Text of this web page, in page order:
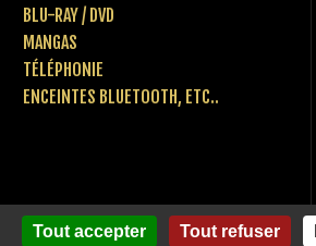
BLU-RAY / DVD
MANGAS
TÉLÉPHONIE
ENCEINTES BLUETOOTH, ETC..
Tout accepter Tout refuser